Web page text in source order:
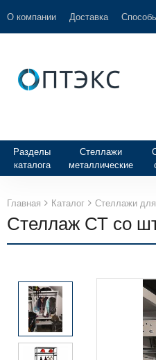
О компании Доставка
Разделы
каталога
Стеллажи
металлические
Главная Каталог Стеллажи
Стеллаж СТ со